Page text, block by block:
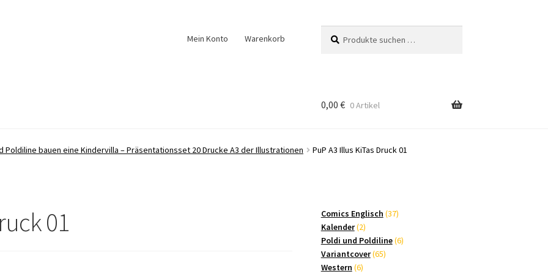
Mein Konto Warenkorb
nach:
0,00 € 0 Artikel
Poldiline bauen eine Kindervilla – Präsentationsset 20 Drucke A3 der Illustrationen PuP A3 Illus KiTas Druck 01
01 Comics Englisch 3737
Kalender 22
Produkte
Poldi und Poldiline 66
Variantcover 6565
Western 66